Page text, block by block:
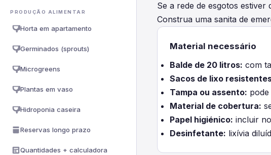
PRODUÇÃO ALIMENTAR
Horta em apartamento
Germinados (sprouts)
Microgreens
Plantas em vaso
Hidroponia caseira
Reservas longo prazo
Quantidades + calculadora
Se a rede de esgotos
Construa uma sanita de
Material necessário
Balde de 20 litros: com
Sacos de lixo
Tampa ou assento:
Material de cobertura:
Papel higiénico: incluir
Desinfetante: lixívia